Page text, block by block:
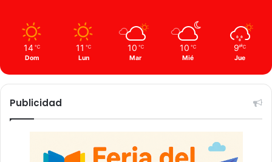
14 ℃
Dom
11 ℃
Lun
10 ℃
Mar
10 ℃
Mié
9 ℃
Jue
Publicidad